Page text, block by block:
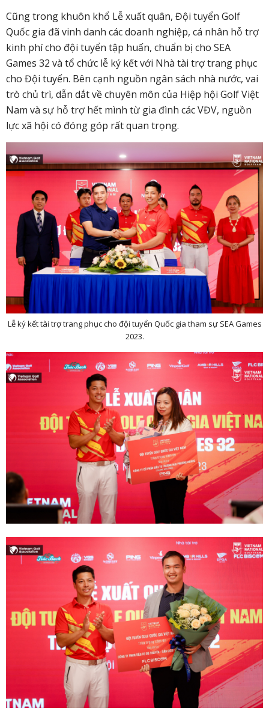
Cũng trong khuôn khổ Lễ xuất quân, Đội tuyển Golf
Quốc gia đã vinh danh các doanh nghiệp, cá nhân hỗ trợ
kinh phí cho đội tuyển tập huấn, chuẩn bị cho SEA
Games 32 và tổ chức lễ ký kết với Nhà tài trợ trang phục
cho Đội tuyển. Bên cạnh nguồn ngân sách nhà nước, vai
trò chủ trì, dẫn dắt về chuyên môn của Hiệp hội Golf Việt
Nam và sự hỗ trợ hết mình từ gia đình các VĐV, nguồn
lực xã hội có đóng góp rất quan trọng.
Lễ ký kết tài trợ trang phục cho đội tuyển Quốc gia tham sự SEA Games
2023.